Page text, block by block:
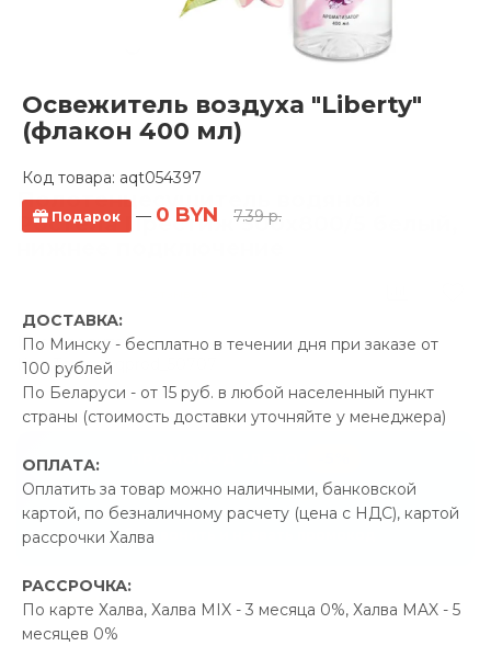
Освежитель воздуха "Liberty"
(флакон 400 мл)
Код товара: aqt054397
Подарок — 0 BYN 7.39 р.
ДОСТАВКА:
По Минску - бесплатно в течении дня при заказе от
100 рублей
По Беларуси - от 15 руб. в любой населенный пункт
страны (стоимость доставки уточняйте у менеджера)
ОПЛАТА:
Оплатить за товар можно наличными, банковской
картой, по безналичному расчету (цена с НДС), картой
рассрочки Халва
РАССРОЧКА:
По карте Халва, Халва MIX - 3 месяца 0%, Халва MAX - 5
месяцев 0%
Полотенцесушитель водяной
Ростела Престиж 500x800/5 белый,
Производитель:Ростела
Код Товара: qprod_50707
Экономия34.00 р.
Позвонить и назвать промокод
В наличии